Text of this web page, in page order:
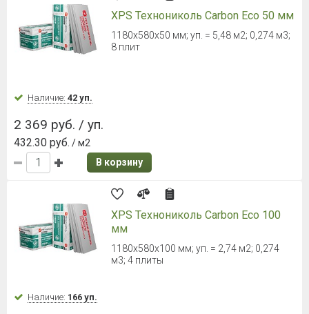
XPS Технониколь Carbon Eco 50 мм
1180x580x50 мм; уп. = 5,48 м2; 0,274 м3;
8 плит
Наличие: 42 уп.
2 369 руб. / уп.
432.30 руб. / м2
В корзину
XPS Технониколь Carbon Eco 100
мм
1180x580x100 мм; уп. = 2,74 м2; 0,274
м3; 4 плиты
Наличие: 166 уп.